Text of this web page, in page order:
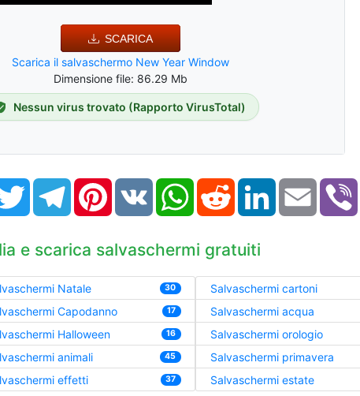
SCARICA
Scarica il salvaschermo New Year Window
Dimensione file: 86.29 Mb
Nessun virus trovato (Rapporto VirusTotal)
Twitter TelegramPinterestVK WhatsAppReddit LinkedIn Email
e scarica salvaschermi gratuiti
Natale 30
Capodanno 17
Halloween 16
animali 45
effetti 37
Salvaschermi cartoni
Salvaschermi acqua
Salvaschermi orologio
Salvaschermi primavera
Salvaschermi estate